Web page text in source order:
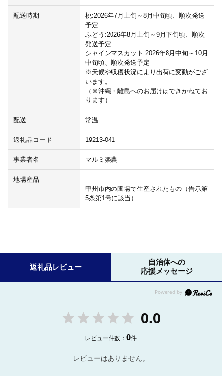
配送時期
桃:2026年7月上旬～8月中旬頃、順次発送
予定
ふどう:2026年8月上旬～9月下旬頃、順次
発送予定
シャインマスカット:2026年8月中旬～10月
中旬頃、順次発送予定
※天候や収穫状況により出荷に変動がござ
います。
（※沖縄・離島へのお届けはできかねてお
ります）
配送 常温
返礼品コード 19213-041
事業者名 マルミ楽農
地場産品
甲州市内の圃場で生産されたもの（告示第
5条第1号に該当）
返礼品レビュー
自治体への
応援メッセージ
0.0
レビュー件数：0件
レビューはありません。